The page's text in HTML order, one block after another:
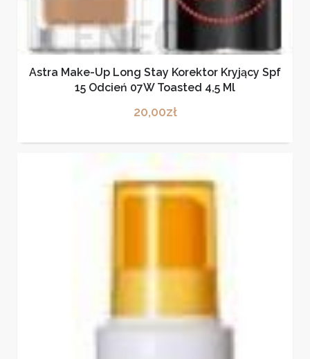
Astra Make-Up Long Stay Korektor Kryjący Spf
15 Odcień 07W Toasted 4,5 Ml
20,00zł